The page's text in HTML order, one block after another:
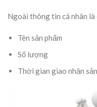
Ngoài thông tin cá nhân
Tên sản phẩm
Số lượng
Thời gian giao nhận